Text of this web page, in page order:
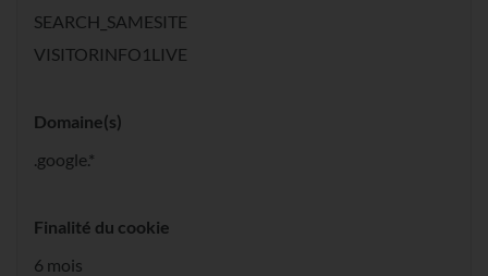
SEARCH_SAMESITE
VISITORINFO1LIVE
Domaine(s)
.google.*
Finalité du cookie
6 mois